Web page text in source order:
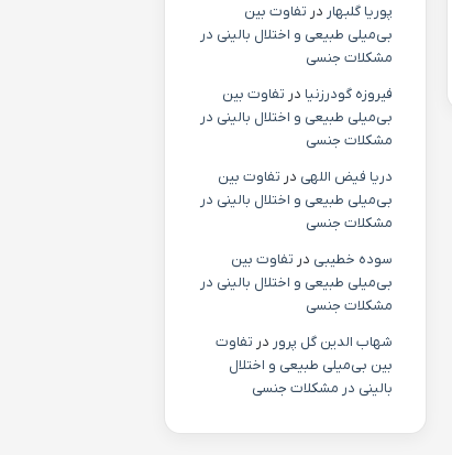
پوریا گلبهار در تفاوت بین
بی‌میلی طبیعی و اختلال بالینی در
مشکلات جنسی
فیروزه گودرزنیا در تفاوت بین
بی‌میلی طبیعی و اختلال بالینی در
مشکلات جنسی
دریا فیض اللهی در تفاوت بین
بی‌میلی طبیعی و اختلال بالینی در
مشکلات جنسی
سوده خطیبی در تفاوت بین
بی‌میلی طبیعی و اختلال بالینی در
مشکلات جنسی
شهاب الدین گل پرور در تفاوت
بین بی‌میلی طبیعی و اختلال
بالینی در مشکلات جنسی